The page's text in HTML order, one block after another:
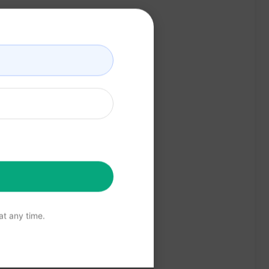
any time.